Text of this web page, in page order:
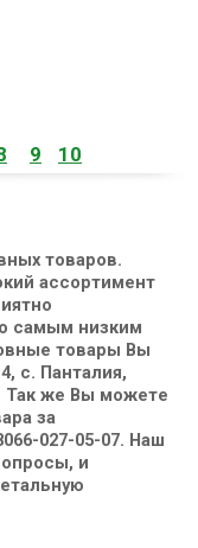
9 10
товаров.
ассортимент
самым низким
товары Вы
с. Панталия,
Так же Вы можете
за
027-05-07. Наш
и